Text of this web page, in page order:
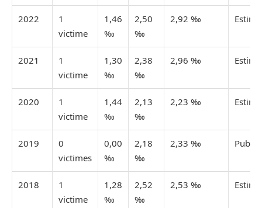
2022
1
victime
1,46
‰
2,50
‰
2,92 ‰
2021
1
victime
1,30
‰
2,38
‰
2,96 ‰
2020
1
victime
1,44
‰
2,13
‰
2,23 ‰
2019
0
victimes
0,00
‰
2,18
‰
2,33 ‰
2018
1
victime
1,28
‰
2,52
‰
2,53 ‰